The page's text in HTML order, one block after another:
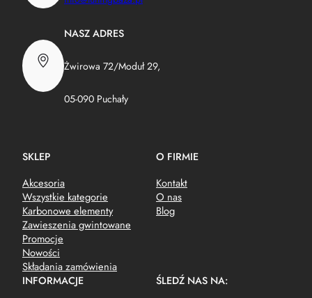
NASZ ADRES
Żwirowa 72/Moduł 29,
05-090 Puchały
SKLEP
Akcesoria
Wszystkie kategorie
Karbonowe elementy
Zawieszenia gwintowane
Promocje
Nowości
Składania zamówienia
O FIRMIE
Kontakt
O nas
Blog
INFORMACJE ŚLEDŹ NAS NA: